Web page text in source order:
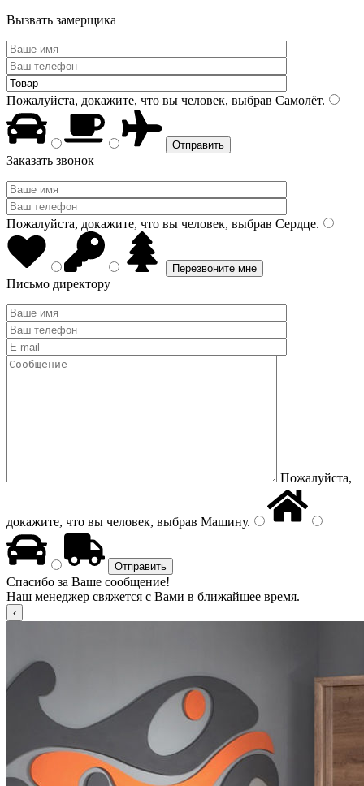
Вызвать замерщика
Пожалуйста, докажите, что вы человек, выбрав Самолёт.
Заказать звонок
Пожалуйста, докажите, что вы человек, выбрав Сердце.
Письмо директору
Пожалуйста,
докажите, что вы человек, выбрав Машину.
Спасибо за Ваше сообщение!
Наш менеджер свяжется с Вами в ближайшее время.